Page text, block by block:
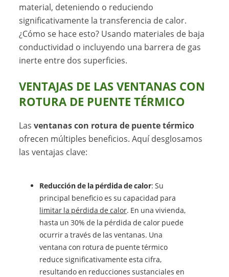
material, deteniendo o reduciendo
significativamente la transferencia de calor.
¿Cómo se hace esto? Usando materiales de baja
conductividad o incluyendo una barrera de gas
inerte entre dos superficies.
VENTAJAS DE LAS VENTANAS CON
ROTURA DE PUENTE TÉRMICO
Lasventanas con rotura de puente térmico
ofrecen múltiples beneficios. Aquí desglosamos
las ventajas clave:
Reducción de la pérdida de calor: Su
principal beneficio es su capacidad para
limitar la pérdida de calor. En una vivienda,
hasta un 30% de la pérdida de calor puede
ocurrir a través de las ventanas. Una
ventana con rotura de puente térmico
reduce significativamente esta cifra,
resultando en reducciones sustanciales en